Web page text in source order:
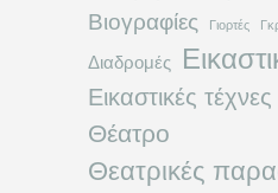
Βιογραφίες Γιορτές
Διαδρομές
Εικαστικές τέχνες
Θέατρο
Θεατρικές